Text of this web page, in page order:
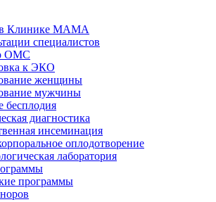
Клинике МАМА
специалистов
ОМС
к ЭКО
женщины
мужчины
бесплодия
диагностика
инсеминация
оплодотворение
лаборатория
программы